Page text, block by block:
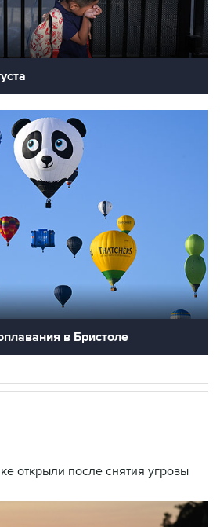
в Бристоле
открыли после снятия угрозы